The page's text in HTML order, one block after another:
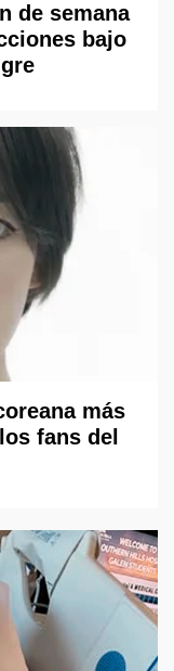
de semana
bajo
más
fans del